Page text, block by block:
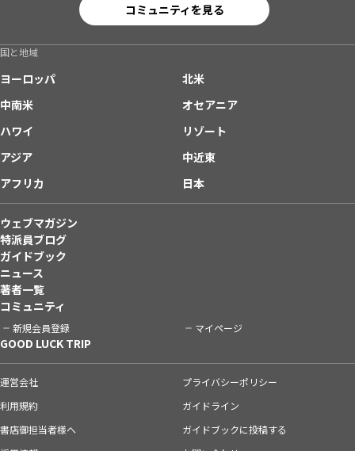
コミュニティを見る
国と地域
ヨーロッパ
北米
中南米
オセアニア
ハワイ
リゾート
アジア
中近東
アフリカ
日本
ウェブマガジン
特派員ブログ
ガイドブック
ニュース
著者一覧
コミュニティ
新規会員登録 マイページ
GOOD LUCK TRIP
運営会社
プライバシーポリシー
利用規約
ガイドライン
書店御担当者様へ
ガイドブックに投稿する